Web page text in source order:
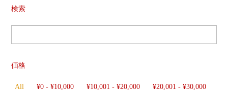
検索
価格
All ¥0 -¥10,000 ¥10,001 -¥20,000 ¥20,001 -¥30,000